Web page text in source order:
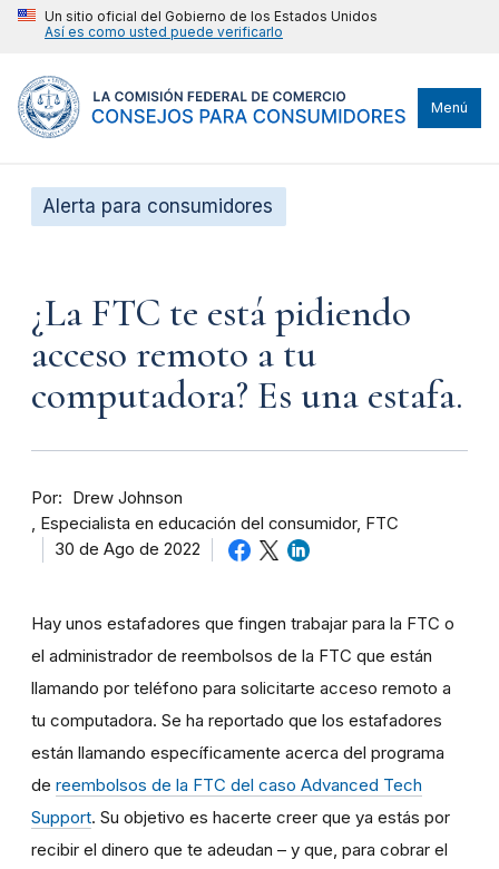
Un sitio oficial del Gobierno de los Estados Unidos
Así es como usted puede verificarlo
Menú
Alerta para consumidores
¿La FTC te está pidiendo
acceso remoto a tu
computadora? Es una estafa.
Por
Drew Johnson
Especialista en educación del consumidor, FTC
30 de Ago de 2022
Hay unos estafadores que fingen trabajar para la FTC o
el administrador de reembolsos de la FTC que están
llamando por teléfono para solicitarte acceso remoto a
tu computadora. Se ha reportado que los estafadores
están llamando específicamente acerca del programa
de reembolsos de la FTC del caso Advanced Tech
Support. Su objetivo es hacerte creer que ya estás por
recibir el dinero que te adeudan – y que, para cobrar el